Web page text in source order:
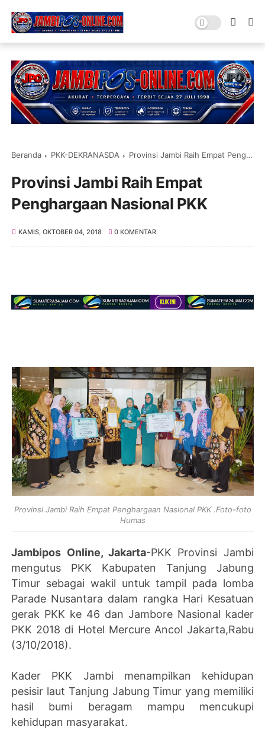
Beranda PKK-DEKRANASDA Provinsi Jambi Raih Empat Penghargaan Nasional PKK
Provinsi Jambi Raih Empat
Penghargaan Nasional PKK
KAMIS, OKTOBER 04, 2018 0 KOMENTAR
Provinsi Jambi Raih Empat Penghargaan Nasional PKK .Foto-foto
Humas
Jambipos Online, Jakarta-PKK Provinsi Jambi
mengutus PKK Kabupaten Tanjung Jabung
Timur sebagai wakil untuk tampil pada lomba
Parade Nusantara dalam rangka Hari Kesatuan
gerak PKK ke 46 dan Jambore Nasional kader
PKK 2018 di Hotel Mercure Ancol Jakarta,Rabu
(3/10/2018).
Kader PKK Jambi menampilkan kehidupan
pesisir laut Tanjung Jabung Timur yang memiliki
hasil bumi beragam mampu mencukupi
kehidupan masyarakat.